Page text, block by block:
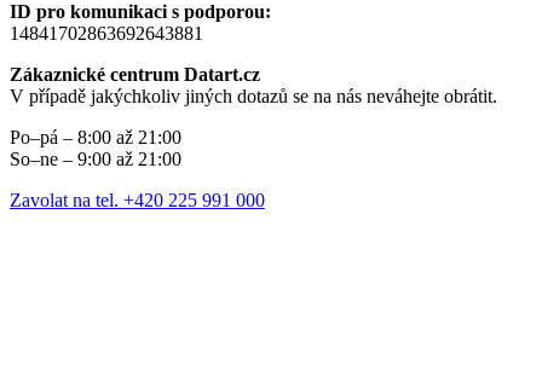
ID pro komunikaci s podporou:
14841702863692643881
Zákaznické centrum Datart.cz
V případě jakýchkoliv jiných dotazů se na nás neváhejte obrátit.
Po–pá – 8:00 až 21:00
So–ne – 9:00 až 21:00
Zavolat na tel. +420 225 991 000